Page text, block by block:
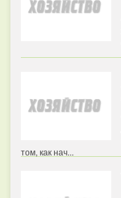
том, как нач...